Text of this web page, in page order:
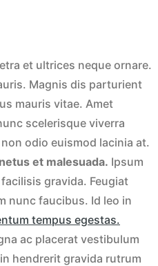
et ultrices neque ornare.
Magnis dis parturient
mauris vitae. Amet
scelerisque viverra
odio euismod lacinia at.
et malesuada. Ipsum
gravida. Feugiat
nunc faucibus. Id leo in
tempus egestas.
ac placerat vestibulum
hendrerit gravida rutrum